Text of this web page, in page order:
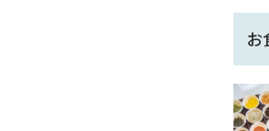
【宿
〇温
〇
〇室
お